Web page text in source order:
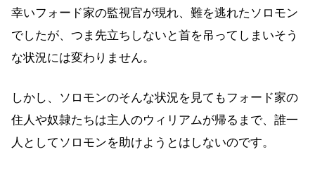
幸いフォード家の監視官が現れ、難を逃れたソロモン
でしたが、つま先立ちしないと首を吊ってしまいそう
な状況には変わりません。
しかし、ソロモンのそんな状況を見てもフォード家の
住人や奴隷たちは主人のウィリアムが帰るまで、誰一
人としてソロモンを助けようとはしないのです。